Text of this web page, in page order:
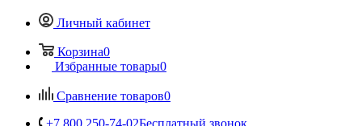
Личный кабинет
Корзина0
Избранные товары0
Сравнение товаров0
+7 800 250-74-02Бесплатный звонок